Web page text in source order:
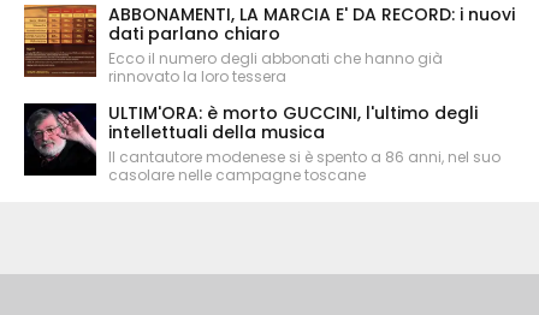
ABBONAMENTI, LA MARCIA E' DA RECORD: i nuovi
dati parlano chiaro
Ecco il numero degli abbonati che hanno già
rinnovato la loro tessera
ULTIM'ORA: è morto GUCCINI, l'ultimo degli
intellettuali della musica
Il cantautore modenese si è spento a 86 anni, nel suo
casolare nelle campagne toscane